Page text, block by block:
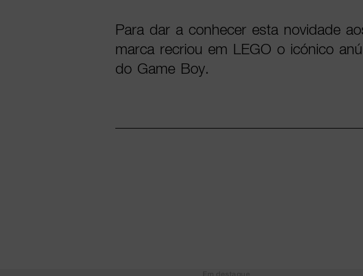
Para dar a conhecer esta novidade
marca recriou em LEGO o icónico
do Game Boy.